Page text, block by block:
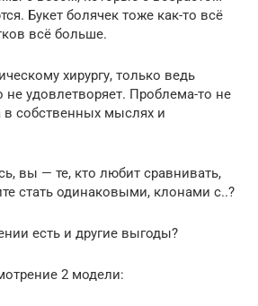
Букет болячек тоже как-то всё
всё больше.
хирургу, только ведь
не удовлетворяет. Проблема-то не
собственных мыслях и
вы — те, кто любит сравнивать,
стать одинаковыми, клонами с..?
есть и другие выгоды?
2 модели: